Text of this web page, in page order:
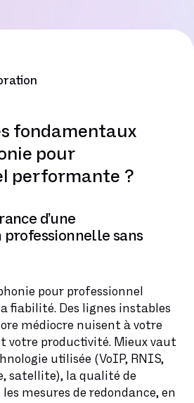
fondamentaux
pour
performante ?
d’une
sans
pour professionnel
fiabilité. Des lignes instables
médiocre nuisent à votre
votre productivité. Mieux vaut
utilisée (VoIP, RNIS,
satellite), la qualité de
mesures de redondance, en